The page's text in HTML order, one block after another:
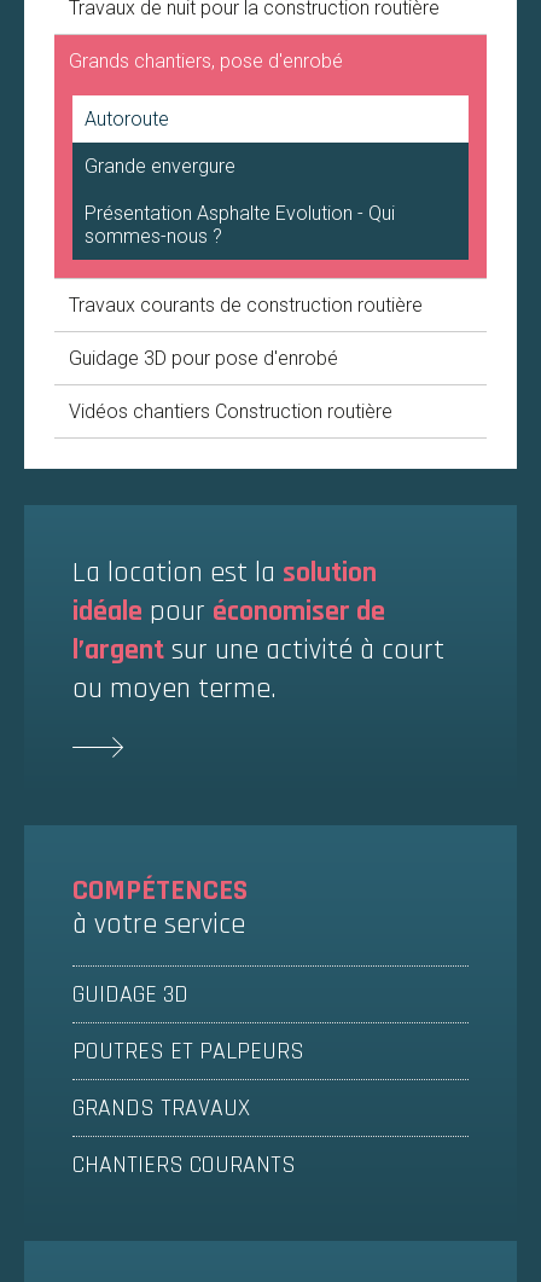
Travaux de nuit pour la construction routière
Grands chantiers, pose d'enrobé
Autoroute
Grande envergure
Présentation Asphalte Evolution - Qui
sommes-nous ?
Travaux courants de construction routière
Guidage 3D pour pose d'enrobé
Vidéos chantiers Construction routière
La location est la solution
idéale pour économiser de
l’argent sur une activité à court
ou moyen terme.
COMPÉTENCES
à votre service
GUIDAGE 3D
POUTRES ET PALPEURS
GRANDS TRAVAUX
CHANTIERS COURANTS